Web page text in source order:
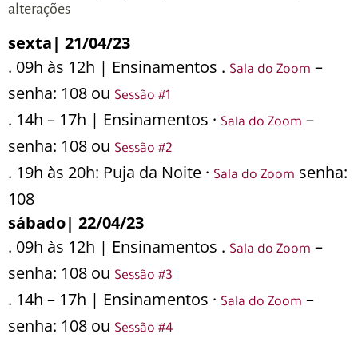
alterações
sexta| 21/04/23
. 09h às 12h | Ensinamentos . Sala do Zoom –
senha: 108 ou Sessão #1
. 14h – 17h | Ensinamentos · Sala do Zoom –
senha: 108 ou Sessão #2
. 19h às 20h: Puja da Noite · Sala do Zoom senha:
108
sábado| 22/04/23
. 09h às 12h | Ensinamentos . Sala do Zoom –
senha: 108 ou Sessão #3
. 14h – 17h | Ensinamentos · Sala do Zoom –
senha: 108 ou Sessão #4